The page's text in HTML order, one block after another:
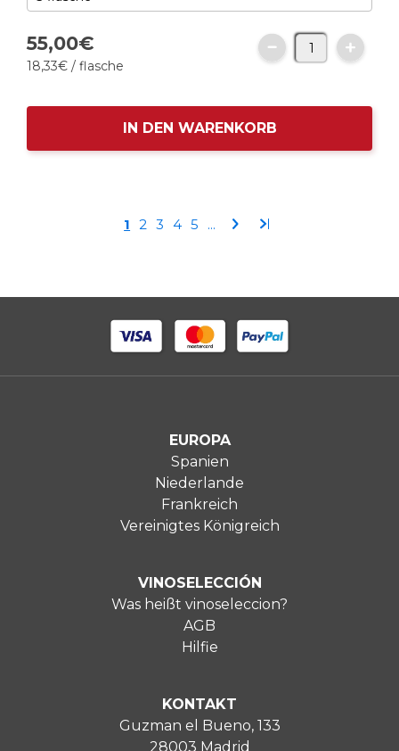
55,00€
18,33€ / flasche
IN DEN WARENKORB
Seite
Sie
Seite
1 Seite
2 Seite
3 Seite
4 Seite
5 ... SeiteSeite
EUROPA
Spanien
Niederlande
Frankreich
Vereinigtes Königreich
VINOSELECCIÓN
Was heißt vinoseleccion?
AGB
Hilfie
KONTAKT
Guzman el Bueno, 133
28003 Madrid